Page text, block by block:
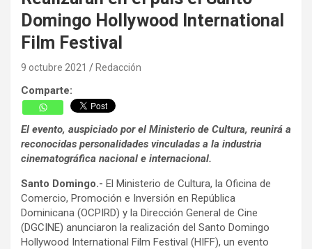
Domingo Hollywood International
Film Festival
9 octubre 2021 Redacción
Comparte:
El evento, auspiciado por el Ministerio de Cultura, reunirá a
reconocidas personalidades vinculadas a la industria
cinematográfica nacional e internacional.
Santo Domingo.- El Ministerio de Cultura, la Oficina de
Comercio, Promoción e Inversión en República
Dominicana (OCPIRD) y la Dirección General de Cine
(DGCINE) anunciaron la realización del Santo Domingo
Hollywood International Film Festival (HIFF), un evento